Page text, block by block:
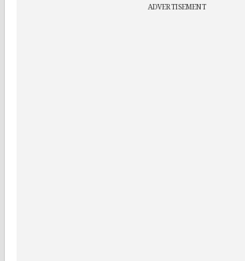
ADVERTISEMENT